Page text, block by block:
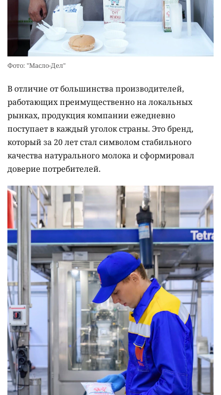
Фото: "Масло-Дел"
В отличие от большинства производителей,
работающих преимущественно на локальных
рынках, продукция компании ежедневно
поступает в каждый уголок страны. Это бренд,
который за 20 лет стал символом стабильного
качества натурального молока и сформировал
доверие потребителей.